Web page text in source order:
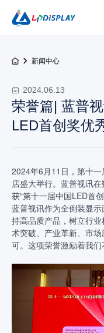
新闻中心
2024.06.13
荣誉篇| 蓝普
LED首创奖优
2024年6月11日，第十
店盛大举行。蓝普视讯
获“第十一届中国LED首创
蓝普视讯作为全倒装显
持高品质产品，树立行
术突破、产业革新、市
可。这项荣誉激励着我们